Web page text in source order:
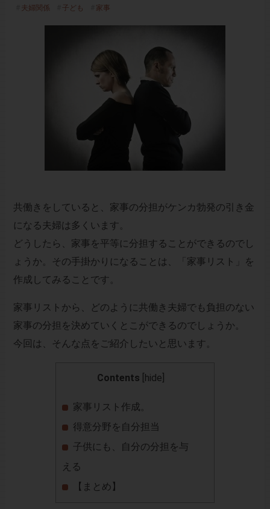
夫婦関係 子ども 家事
共働きをしていると、家事の分担がケンカ勃発の引き金
になる夫婦は多くいます。
どうしたら、家事を平等に分担することができるのでし
ょうか。その手掛かりになることは、「家事リスト」を
作成してみることです。
家事リストから、どのように共働き夫婦でも負担のない
家事の分担を決めていくとこができるのでしょうか。
今回は、そんな点をご紹介したいと思います。
Contents hide
家事リスト作成。
得意分野を自分担当
子供にも、自分の分担を与
える
【まとめ】